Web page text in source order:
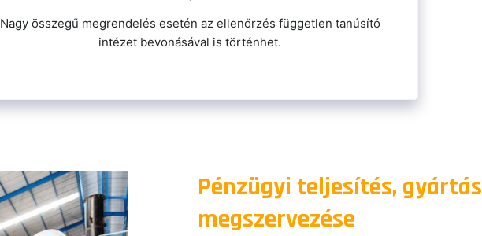
Nagy összegű megrendelés esetén az ellenőrzés független tanúsító
intézet bevonásával is történhet.
Pénzügyi teljesítés, gyártás
megszervezése